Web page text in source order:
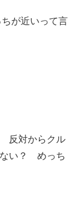
が近いって言
反対からクル
ない？ めっち